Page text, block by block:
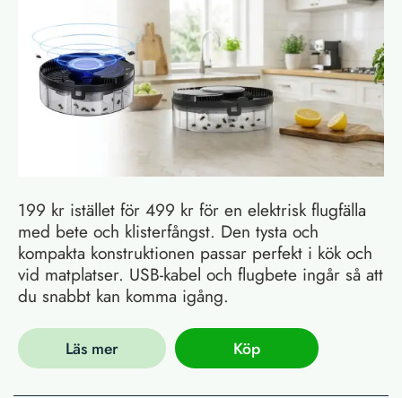
199 kr istället för 499 kr för en elektrisk flugfälla
med bete och klisterfångst. Den tysta och
kompakta konstruktionen passar perfekt i kök och
vid matplatser. USB-kabel och flugbete ingår så att
du snabbt kan komma igång.
Läs mer Köp